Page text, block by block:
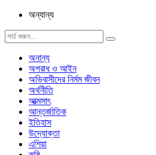
অন্যান্য
অনান্য
অপরাধ ও আইন
অভিবাসীদের নির্মম জীবন
অর্থনীতি
আত্মসাৎ
আন্তর্জাতিক
ইতিহাস
উদ্যোক্তা
এশিয়া